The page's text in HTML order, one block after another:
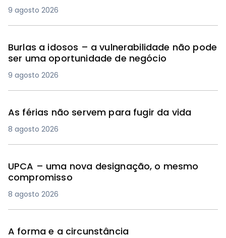
9 agosto 2026
Burlas a idosos – a vulnerabilidade não pode
ser uma oportunidade de negócio
9 agosto 2026
As férias não servem para fugir da vida
8 agosto 2026
UPCA – uma nova designação, o mesmo
compromisso
8 agosto 2026
A forma e a circunstância